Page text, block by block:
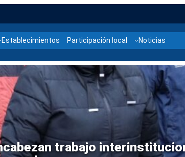
Establecimientos Participación local Noticias
para abordar